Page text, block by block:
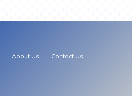
About Us Contact Us